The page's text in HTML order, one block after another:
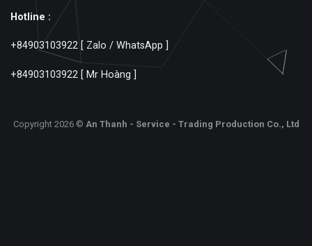
Hotline :
+84903103922 [ Zalo / WhatsApp ]
+84903103922 [ Mr Hoàng ]
Copyright 2026 © An Thanh - Service - Trading Production Co., Ltd